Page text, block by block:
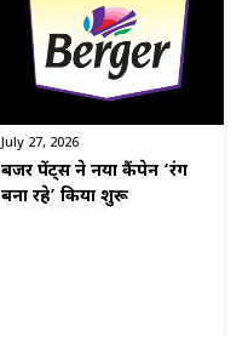
July 27, 2026
बर्जर पेंट्स ने नया कैंपेन ‘रंग
बना रहे’ किया शुरू